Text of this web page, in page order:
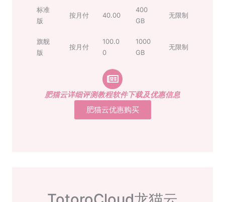
标准
版
按月付 40.00
400
GB
无限制
旗舰
版
按月付
100.0
0
1000
GB
无限制
肥猫云详细评测教程软件下载及优惠信息
肥猫云优惠购买